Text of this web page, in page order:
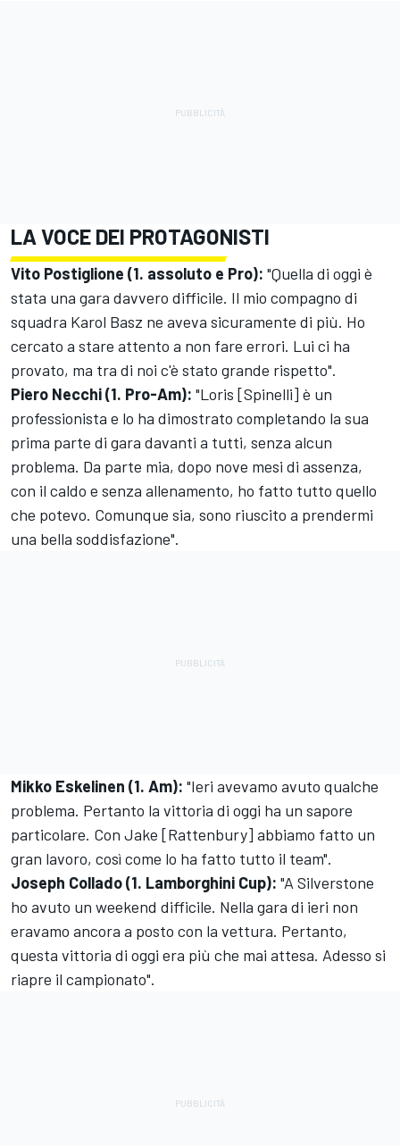
LA VOCE DEI PROTAGONISTI
Vito Postiglione (1. assoluto e Pro): "Quella di oggi è
stata una gara davvero difficile. Il mio compagno di
squadra Karol Basz ne aveva sicuramente di più. Ho
cercato a stare attento a non fare errori. Lui ci ha
provato, ma tra di noi c'è stato grande rispetto".
Piero Necchi (1. Pro-Am): "Loris [Spinelli] è un
professionista e lo ha dimostrato completando la sua
prima parte di gara davanti a tutti, senza alcun
problema. Da parte mia, dopo nove mesi di assenza,
con il caldo e senza allenamento, ho fatto tutto quello
che potevo. Comunque sia, sono riuscito a prendermi
una bella soddisfazione".
Mikko Eskelinen (1. Am): "Ieri avevamo avuto qualche
problema. Pertanto la vittoria di oggi ha un sapore
particolare. Con Jake [Rattenbury] abbiamo fatto un
gran lavoro, così come lo ha fatto tutto il team".
Joseph Collado (1. Lamborghini Cup): "A Silverstone
ho avuto un weekend difficile. Nella gara di ieri non
eravamo ancora a posto con la vettura. Pertanto,
questa vittoria di oggi era più che mai attesa. Adesso si
riapre il campionato".